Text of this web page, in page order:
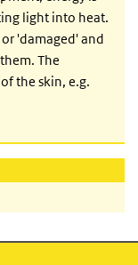
light into heat.
'damaged' and
The
the skin, e.g.